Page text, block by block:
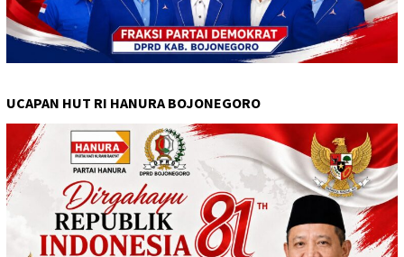
UCAPAN HUT RI HANURA BOJONEGORO